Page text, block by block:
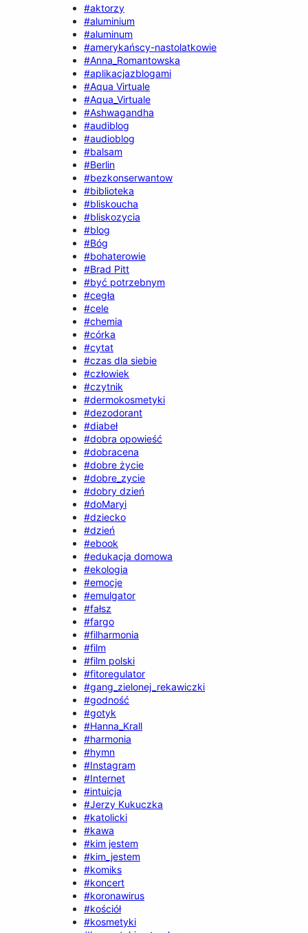
#aktorzy
#aluminium
#aluminum
#amerykańscy-nastolatkowie
#Anna_Romantowska
#aplikacjazblogami
#Aqua Virtuale
#Aqua_Virtuale
#Ashwagandha
#audiblog
#audioblog
#balsam
#Berlin
#bezkonserwantow
#biblioteka
#bliskoucha
#bliskozycia
#blog
#Bóg
#bohaterowie
#Brad Pitt
#być potrzebnym
#cegła
#cele
#chemia
#córka
#cytat
#czas dla siebie
#człowiek
#czytnik
#dermokosmetyki
#dezodorant
#diabeł
#dobra opowieść
#dobracena
#dobre życie
#dobre_zycie
#dobry dzień
#doMaryi
#dziecko
#dzień
#ebook
#edukacja domowa
#ekologia
#emocje
#emulgator
#fałsz
#fargo
#filharmonia
#film
#film polski
#fitoregulator
#gang_zielonej_rekawiczki
#godność
#gotyk
#Hanna_Krall
#harmonia
#hymn
#Instagram
#Internet
#intuicja
#Jerzy Kukuczka
#katolicki
#kawa
#kim jestem
#kim_jestem
#komiks
#koncert
#koronawirus
#kościół
#kosmetyki